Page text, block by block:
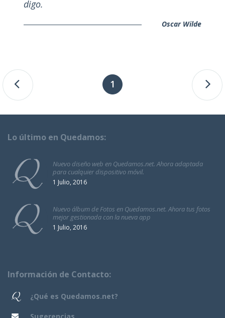
digo.
Oscar Wilde
1
Lo último en Quedamos:
Nuevo diseño web en Quedamos.net. Ahora adaptada
para cualquier dispositivo móvil.
1 Julio, 2016
Nuevo álbum de Fotos en Quedamos.net. Ahora tus fotos
mejor gestionada con la nueva app
1 Julio, 2016
Información de Contacto:
¿Qué es Quedamos.net?